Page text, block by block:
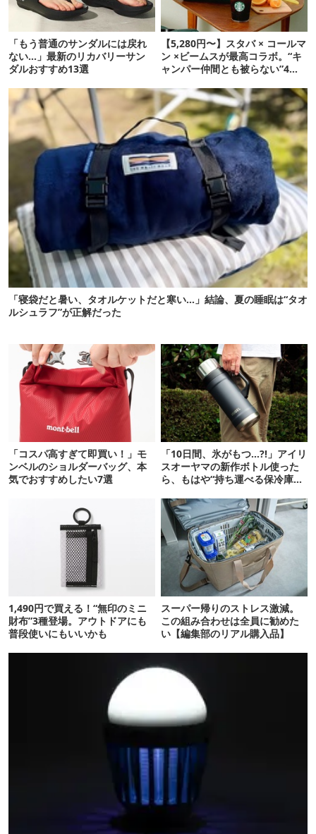
「もう普通のサンダルには戻れ
ない…」最新のリカバリーサン
ダルおすすめ13選
【5,280円〜】スタバ × コールマ
ン ×ビームスが最高コラボ。“キ
ャンパー仲間とも被らない”4ア
「寝袋だと暑い、タオルケットだと寒い…」結論、夏の睡眠は“タオ
ルシュラフ”が正解だった
「コスパ高すぎて即買い！」モ
ンベルのショルダーバッグ、本
気でおすすめしたい7選
「10日間、氷がもつ…?!」アイリ
スオーヤマの新作ボトル使った
ら、もはや“持ち運べる保冷庫
1,490円で買える！“無印のミニ
財布”3種登場。アウトドアにも
普段使いにもいいかも
スーパー帰りのストレス激減。
この組み合わせは全員に勧めた
い【編集部のリアル購入品】